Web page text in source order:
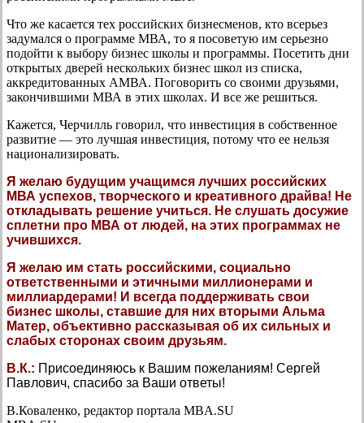
Что же касается тех российских бизнесменов, кто всерьез
задумался о программе МВА, то я посоветую им серьезно
подойти к выбору бизнес школы и программы. Посетить дни
открытых дверей нескольких бизнес школ из списка,
аккредитованных АМВА. Поговорить со своими друзьями,
закончившими МВА в этих школах. И все же решиться.
Кажется, Черчилль говорил, что инвестиция в собственное
развитие — это лучшая инвестиция, потому что ее нельзя
национализировать.
Я желаю будущим учащимся лучших российских
МВА успехов, творческого и креативного драйва! Не
откладывать решение учиться. Не слушать досужие
сплетни про МВА от людей, на этих программах не
учившихся.
Я желаю им стать российскими, социально
ответственными и этичными миллионерами и
миллиардерами! И всегда поддерживать свои
бизнес школы, ставшие для них вторыми Альма
Матер, объективно рассказывая об их сильных и
слабых сторонах своим друзьям.
В.К.: Присоединяюсь к Вашим пожеланиям! Сергей
Павлович, спасибо за Ваши ответы!
В.Коваленко, редактор портала MBA.SU